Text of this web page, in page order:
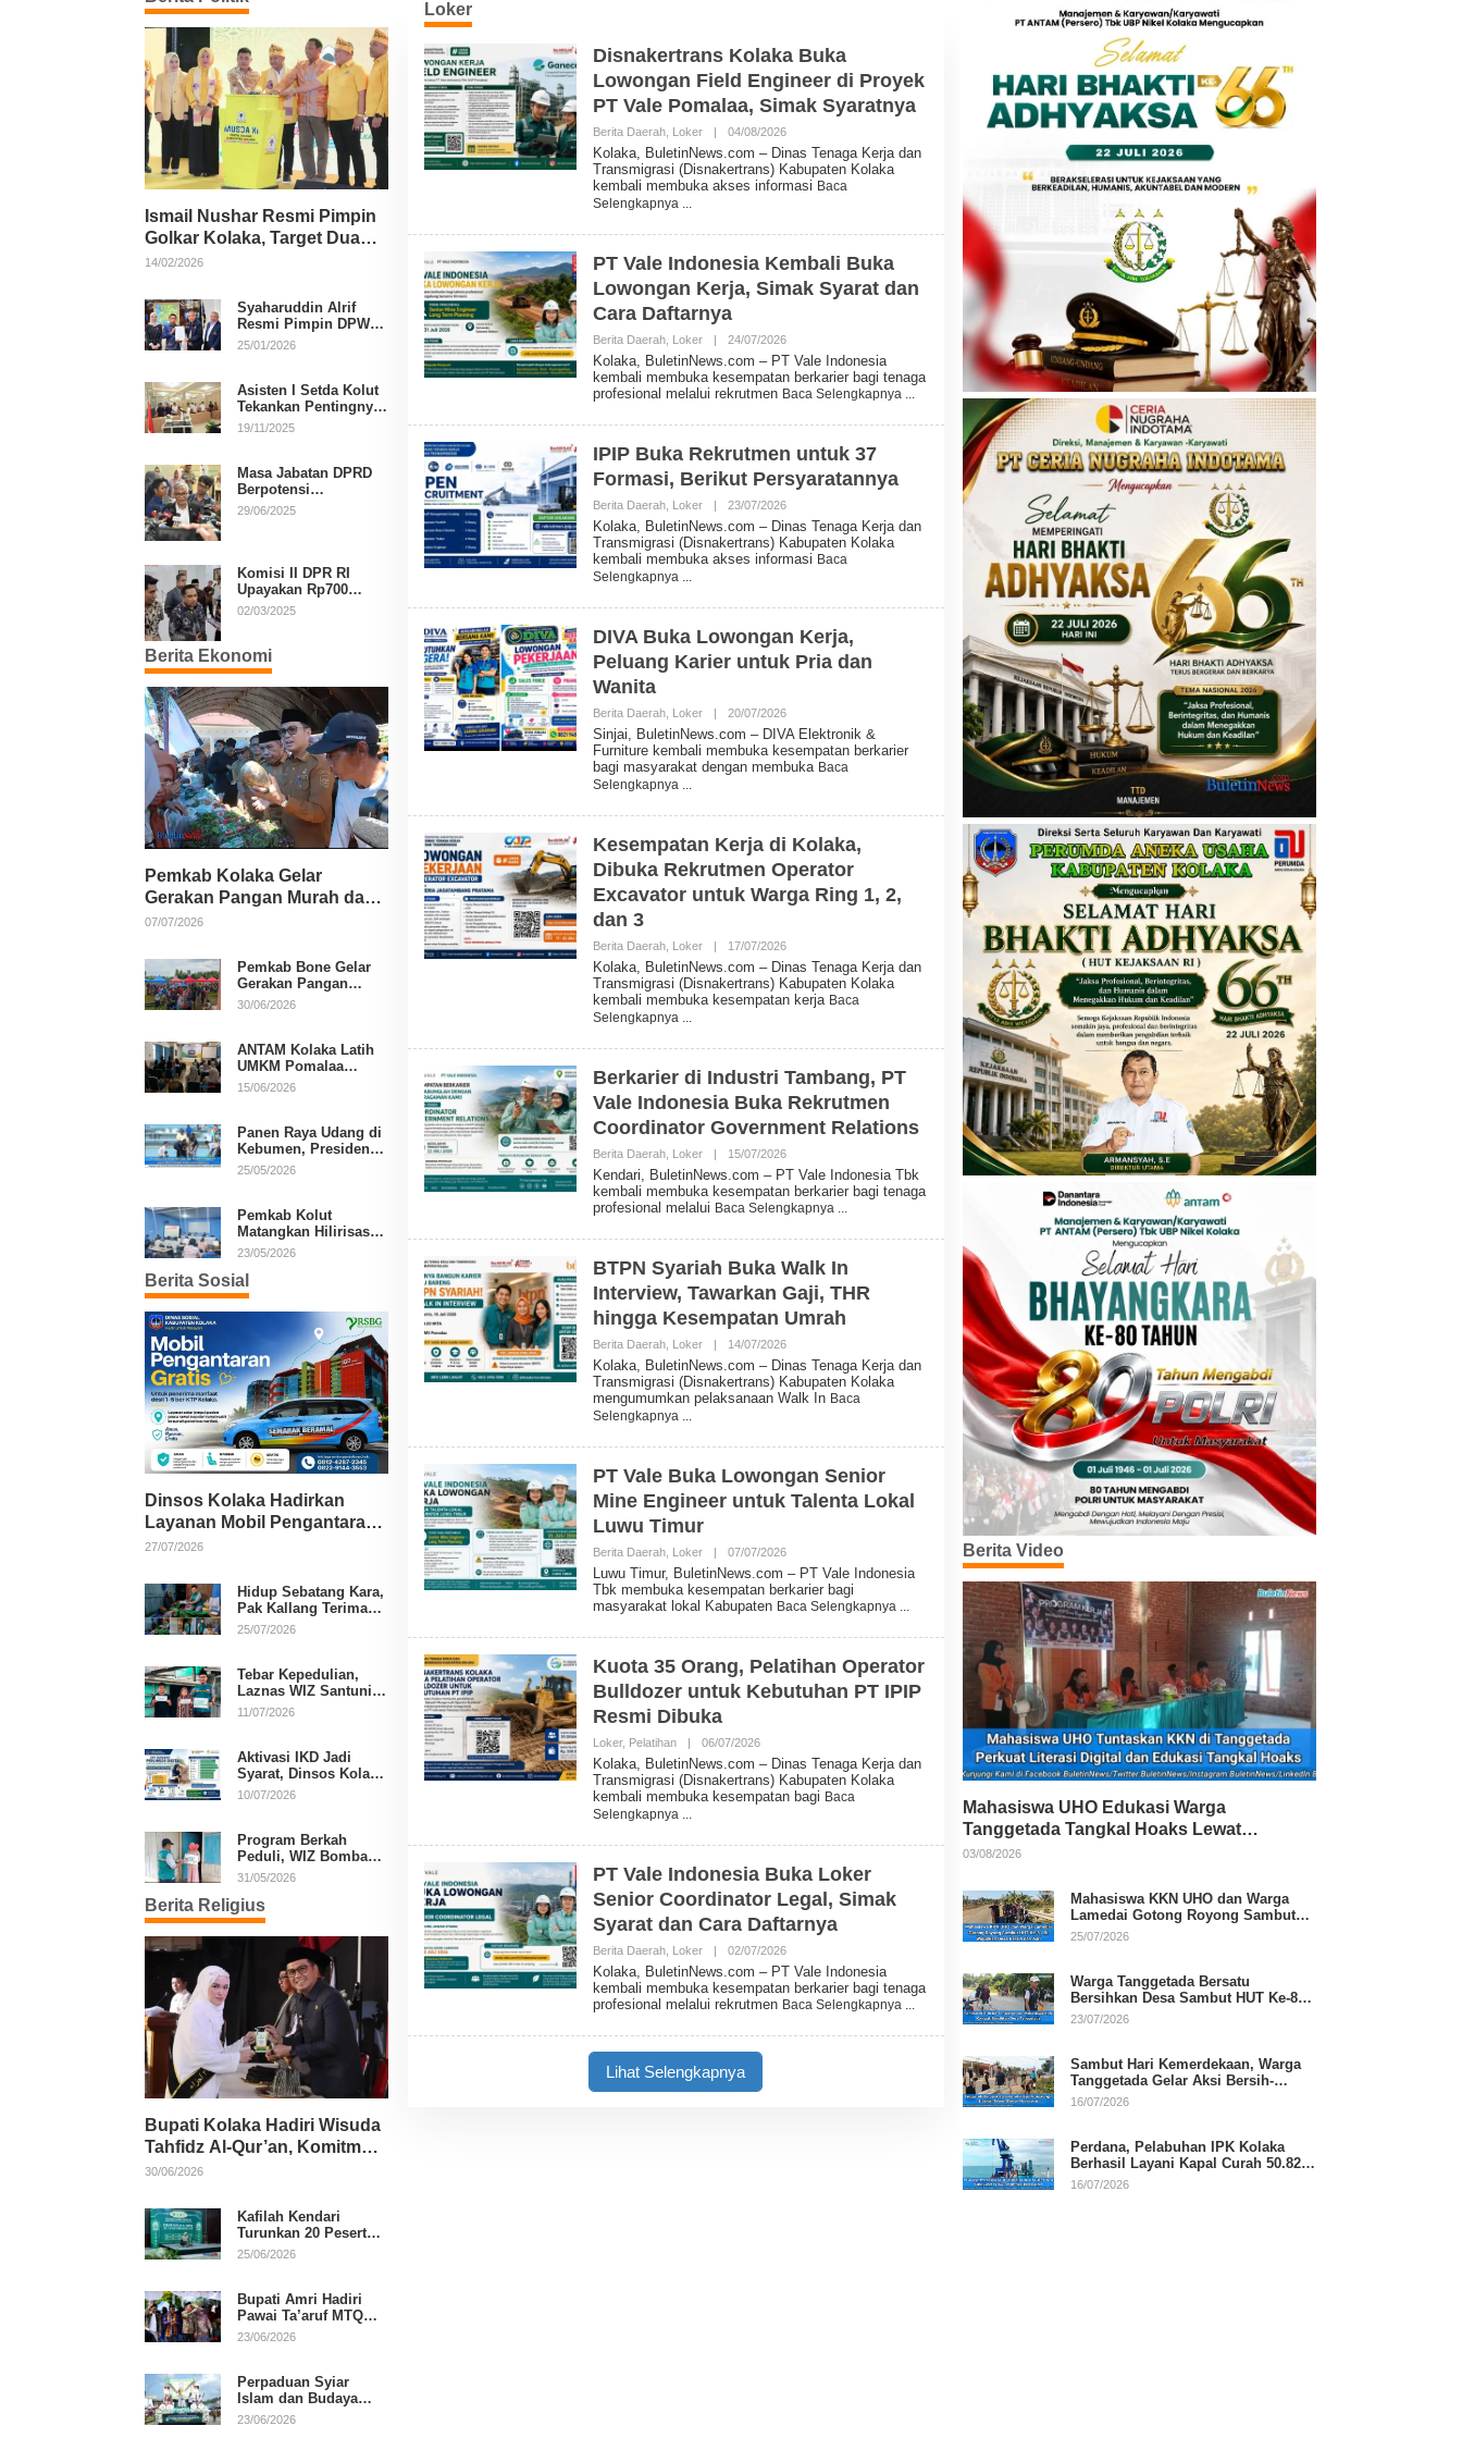
Ismail Nushar Resmi Pimpin
Golkar Kolaka, Target Dua
Kursi per Dapil
14/02/2026
Syaharuddin Alrif
Resmi Pimpin DPW
NasDem Sulsel
25/01/2026
Asisten I Setda Kolut
Tekankan Pentingnya
Pendidikan Politik
19/11/2025
Masa Jabatan DPRD
Berpotensi
Diperpanjang, Aria
29/06/2025
Komisi II DPR RI
Upayakan Rp700
Miliar dari APBN
Putusan MK
02/03/2025
Berita Ekonomi
Pemkab Kolaka Gelar
Gerakan Pangan Murah dan
Salurkan Pupuk Organik
07/07/2026
Pemkab Bone Gelar
Gerakan Pangan
Murah, Warga Serbu
30/06/2026
ANTAM Kolaka Latih
UMKM Pomalaa
Kembangkan Produk
15/06/2026
Panen Raya Udang di
Kebumen, Presiden
Prabowo Tekankan
25/05/2026
Pemkab Kolut
Matangkan Hilirisasi
Kakao dan Kelapa,
Daerah
23/05/2026
Berita Sosial
Dinsos Kolaka Hadirkan
Layanan Mobil Pengantaran
Gratis bagi Pasien Penerima
27/07/2026
Hidup Sebatang Kara,
Pak Kallang Terima
Bantuan dari Laznas
25/07/2026
Tebar Kepedulian,
Laznas WIZ Santuni
Anak Yatim dan
11/07/2026
Aktivasi IKD Jadi
Syarat, Dinsos Kolaka
Sosialisasikan
10/07/2026
Program Berkah
Peduli, WIZ Bombana
Bantu Lansia dan
31/05/2026
Berita Religius
Bupati Kolaka Hadiri Wisuda
Tahfidz Al-Qur’an, Komitmen
Dukung Pendidikan
30/06/2026
Kafilah Kendari
Turunkan 20 Peserta
pada Hari Pertama
25/06/2026
Bupati Amri Hadiri
Pawai Ta’aruf MTQ
XXXI Sultra, Beri
23/06/2026
Perpaduan Syiar
Islam dan Budaya
Warnai Pawai Ta’aruf
23/06/2026
Loker
Disnakertrans Kolaka Buka
Lowongan Field Engineer di Proyek
PT Vale Pomalaa, Simak Syaratnya
Berita Daerah, Loker | 04/08/2026O
E
H
B
E
I
N
N
S
Kolaka, BuletinNews.com – Dinas Tenaga Kerja dan
Transmigrasi (Disnakertrans) Kabupaten Kolaka
kembali membuka akses informasi Baca
Selengkapnya
PT Vale Indonesia Kembali Buka
Lowongan Kerja, Simak Syarat dan
Cara Daftarnya
Berita Daerah, Loker | 24/07/2026O
L
E
H
B
T
I
N
E
W
Kolaka, BuletinNews.com – PT Vale Indonesia
kembali membuka kesempatan berkarier bagi tenaga
profesional melalui rekrutmen Baca Selengkapnya
IPIP Buka Rekrutmen untuk 37
Formasi, Berikut Persyaratannya
Berita Daerah, Loker | 23/07/2026O
E
H
B
E
I
N
N
S
Kolaka, BuletinNews.com – Dinas Tenaga Kerja dan
Transmigrasi (Disnakertrans) Kabupaten Kolaka
kembali membuka akses informasi Baca
Selengkapnya
DIVA Buka Lowongan Kerja,
Peluang Karier untuk Pria dan
Wanita
Berita Daerah, Loker | 20/07/2026O
L
E
H
B
E
N
N
E
Sinjai, BuletinNews.com – DIVA Elektronik &
Furniture kembali membuka kesempatan berkarier
bagi masyarakat dengan membuka Baca
Selengkapnya
Kesempatan Kerja di Kolaka,
Dibuka Rekrutmen Operator
Excavator untuk Warga Ring 1, 2,
dan 3
Berita Daerah, Loker | 17/07/2026O
E
H
B
E
N
N
E
S
Kolaka, BuletinNews.com – Dinas Tenaga Kerja dan
Transmigrasi (Disnakertrans) Kabupaten Kolaka
kembali membuka kesempatan kerja Baca
Selengkapnya
Berkarier di Industri Tambang, PT
Vale Indonesia Buka Rekrutmen
Coordinator Government Relations
Berita Daerah, Loker | 15/07/2026O
L
E
H
B
E
T
I
N
W
S
Kendari, BuletinNews.com – PT Vale Indonesia Tbk
kembali membuka kesempatan berkarier bagi tenaga
profesional melalui Baca Selengkapnya
BTPN Syariah Buka Walk In
Interview, Tawarkan Gaji, THR
hingga Kesempatan Umrah
Berita Daerah, Loker | 14/07/2026O
E
H
B
E
I
N
S
Kolaka, BuletinNews.com – Dinas Tenaga Kerja dan
Transmigrasi (Disnakertrans) Kabupaten Kolaka
mengumumkan pelaksanaan Walk In Baca
Selengkapnya
PT Vale Buka Lowongan Senior
Mine Engineer untuk Talenta Lokal
Luwu Timur
Berita Daerah, Loker | 07/07/2026O
E
H
B
E
T
I
S
Luwu Timur, BuletinNews.com – PT Vale Indonesia
Tbk membuka kesempatan berkarier bagi
masyarakat lokal Kabupaten Baca Selengkapnya
Kuota 35 Orang, Pelatihan Operator
Bulldozer untuk Kebutuhan PT IPIP
Resmi Dibuka
Loker, Pelatihan | 06/07/2026O
H
B
E
N
N
E
S
Kolaka, BuletinNews.com – Dinas Tenaga Kerja dan
Transmigrasi (Disnakertrans) Kabupaten Kolaka
kembali membuka kesempatan bagi Baca
Selengkapnya
PT Vale Indonesia Buka Loker
Senior Coordinator Legal, Simak
Syarat dan Cara Daftarnya
Berita Daerah, Loker | 02/07/2026O
L
E
H
B
Kolaka, BuletinNews.com – PT Vale Indonesia
kembali membuka kesempatan berkarier bagi tenaga
profesional melalui rekrutmen Baca Selengkapnya
Lihat Selengkapnya
Berita Video
Mahasiswa UHO Edukasi Warga
Tanggetada Tangkal Hoaks Lewat
Program Literasi
03/08/2026
Mahasiswa KKN UHO dan Warga
Lamedai Gotong Royong Sambut
HUT Ke-81 RI
25/07/2026
Warga Tanggetada Bersatu
Bersihkan Desa Sambut HUT Ke-81
RI
23/07/2026
Sambut Hari Kemerdekaan, Warga
Tanggetada Gelar Aksi Bersih-
Bersih Desa
16/07/2026
Perdana, Pelabuhan IPK Kolaka
Berhasil Layani Kapal Curah 50.820
Ton
16/07/2026